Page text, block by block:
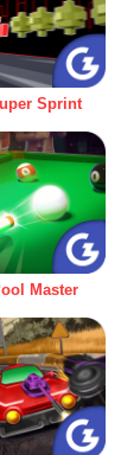
Sprint
Master